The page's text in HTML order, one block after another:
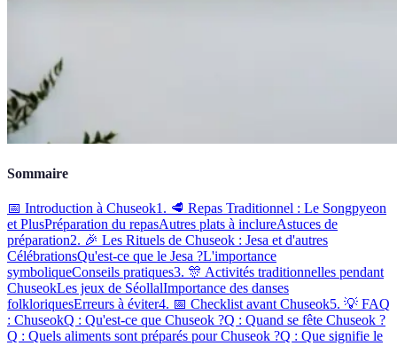
Sommaire
📅 Introduction à Chuseok1. 🥩 Repas Traditionnel : Le Songpyeon
et PlusPréparation du repasAutres plats à inclureAstuces de
préparation2. 🎉 Les Rituels de Chuseok : Jesa et d'autres
CélébrationsQu'est-ce que le Jesa ?L'importance
symboliqueConseils pratiques3. 🎊 Activités traditionnelles pendant
ChuseokLes jeux de SéollalImportance des danses
folkloriquesErreurs à éviter4. 📅 Checklist avant Chuseok5. 💡 FAQ
: ChuseokQ : Qu'est-ce que Chuseok ?Q : Quand se fête Chuseok ?
Q : Quels aliments sont préparés pour Chuseok ?Q : Que signifie le